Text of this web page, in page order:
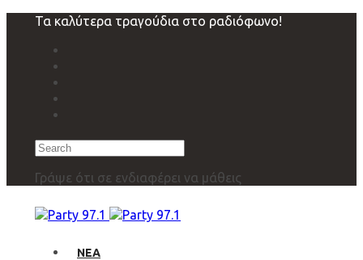
navigation
Τα καλύτερα τραγούδια στο ραδιόφωνο!
Search
Γράψε ότι σε ενδιαφέρει να μάθεις
ΝΕΑ